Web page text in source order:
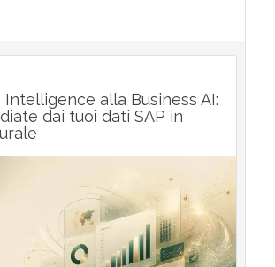
Intelligence alla Business AI:
dai tuoi dati SAP in